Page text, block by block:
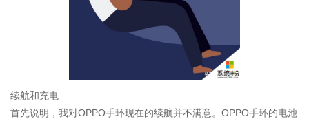
续航和充电
首先说明，我对OPPO手环现在的续航并不满意。OPPO手环的电池